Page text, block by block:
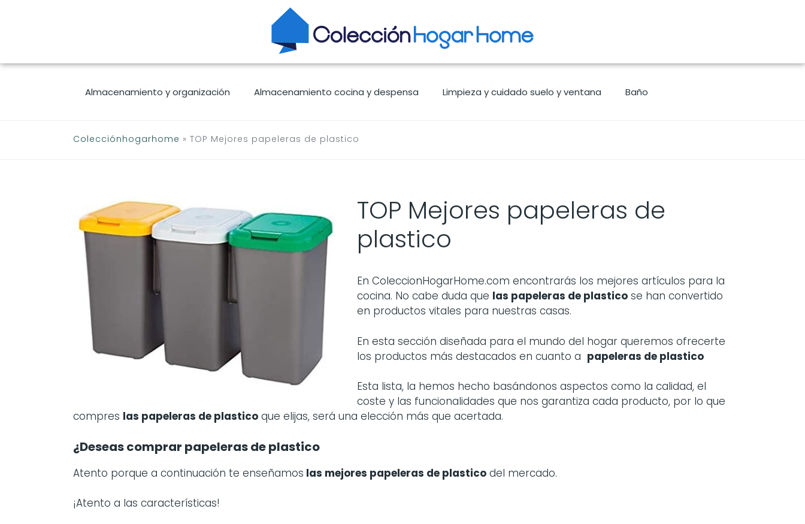
Almacenamiento y organización Almacenamiento cocina y despensa Limpieza y cuidado suelo y ventana Baño
Colecciónhogarhome » TOP Mejores papeleras de plastico
TOP Mejores papeleras de
plastico
En ColeccionHogarHome.com encontrarás los mejores artículos para la
cocina. No cabe duda que las papeleras de plastico se han convertido
en productos vitales para nuestras casas.
En esta sección diseñada para el mundo del hogar queremos ofrecerte
los productos más destacados en cuanto a papeleras de plastico
Esta lista, la hemos hecho basándonos aspectos como la calidad, el
coste y las funcionalidades que nos garantiza cada producto, por lo que
compres las papeleras de plastico que elijas, será una elección más que acertada.
¿Deseas comprar papeleras de plastico
Atento porque a continuación te enseñamos las mejores papeleras de plastico del mercado.
¡Atento a las características!